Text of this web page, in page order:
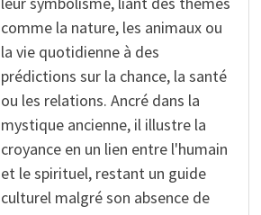
comme la nature, les animaux ou
la vie quotidienne à des
prédictions sur la chance, la santé
ou les relations. Ancré dans la
mystique ancienne, il illustre la
croyance en un lien entre l'humain
et le spirituel, restant un guide
culturel malgré son absence de